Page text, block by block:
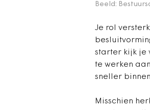
Beeld:
Je rol
starter kijk je
te werken
sneller
Misschien